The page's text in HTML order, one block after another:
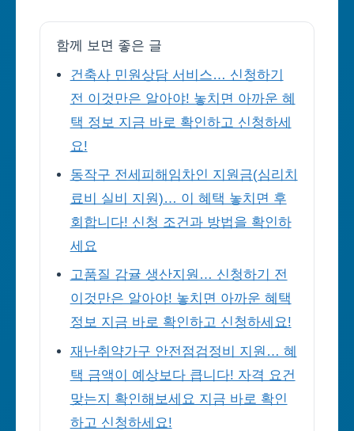
함께 보면 좋은 글
건축사 민원상담 서비스… 신청하기
전 이것만은 알아야! 놓치면 아까운 혜
택 정보 지금 바로 확인하고 신청하세
요!
동작구 전세피해임차인 지원금(심리치
료비 실비 지원)… 이 혜택 놓치면 후
회합니다! 신청 조건과 방법을 확인하
세요
고품질 감귤 생산지원… 신청하기 전
이것만은 알아야! 놓치면 아까운 혜택
정보 지금 바로 확인하고 신청하세요!
재난취약가구 안전점검정비 지원… 혜
택 금액이 예상보다 큽니다! 자격 요건
맞는지 확인해보세요 지금 바로 확인
하고 신청하세요!